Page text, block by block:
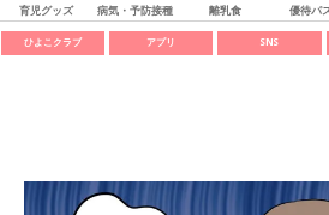
育児グッズ 病気・予防接種 離乳食 優待パ
ひよこクラブ アプリ SNS